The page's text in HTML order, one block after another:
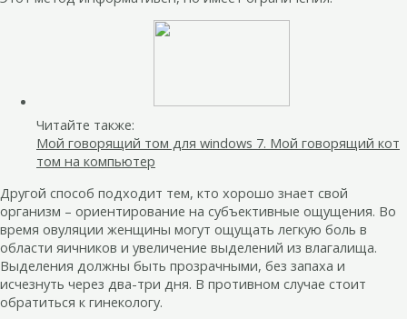
Читайте также:
Мой говорящий том для windows 7. Мой говорящий кот
том на компьютер
Другой способ подходит тем, кто хорошо знает свой
организм – ориентирование на субъективные ощущения. Во
время овуляции женщины могут ощущать легкую боль в
области яичников и увеличение выделений из влагалища.
Выделения должны быть прозрачными, без запаха и
исчезнуть через два-три дня. В противном случае стоит
обратиться к гинекологу.